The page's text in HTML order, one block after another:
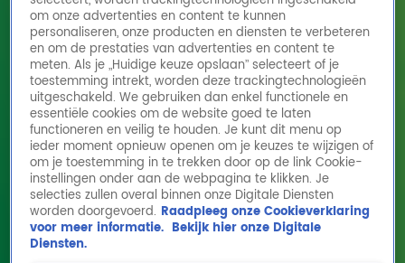
Radio luisteren
Volg Radio 10
Zoeken
HomeOnline Radio LuisterenActiesShowsAlle zenders
Gordon & Froukje over hun familie: 'Ik zie er
nog twee'
2 okt 2025, 15:32
om onze advertenties en content te kunnen
personaliseren, onze producten en diensten te verbeteren
en om de prestaties van advertenties en content te
meten. Als je „Huidige keuze opslaan” selecteert of je
toestemming intrekt, worden deze trackingtechnologieën
uitgeschakeld. We gebruiken dan enkel functionele en
essentiële cookies om de website goed te laten
functioneren en veilig te houden. Je kunt dit menu op
ieder moment opnieuw openen om je keuzes te wijzigen of
om je toestemming in te trekken door op de link Cookie-
instellingen onder aan de webpagina te klikken. Je
selecties zullen overal binnen onze Digitale Diensten
worden doorgevoerd. Raadpleeg onze Cookieverklaring
voor meer informatie. Bekijk hier onze Digitale
Diensten.